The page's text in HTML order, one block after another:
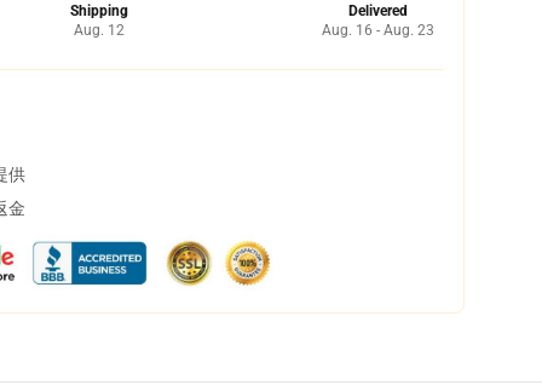
Shipping
Aug. 12
Delivered
Aug. 16 - Aug. 23
供
金